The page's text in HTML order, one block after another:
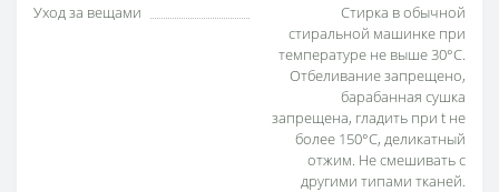
Уход за вещами
Стирка в обычной
стиральной машинке при
температуре не выше 30°С.
Отбеливание запрещено,
барабанная сушка
запрещена, гладить при t не
более 150°С, деликатный
отжим. Не смешивать с
другими типами тканей.